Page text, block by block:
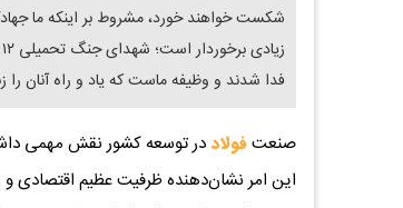
شکست خواهند خورد، مشروط بر اینکه ما
فدا شدند و وظیفه ماست که یاد و راه آنان را
صنعت فولاد در توسعه کشور نقش مهمی
این امر نشان‌دهنده ظرفیت عظیم